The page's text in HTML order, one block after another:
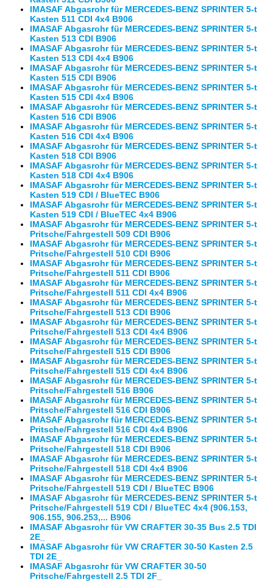
IMASAF Abgasrohr für MERCEDES-BENZ SPRINTER 5-t
Kasten 511 CDI 4x4 B906
IMASAF Abgasrohr für MERCEDES-BENZ SPRINTER 5-t
Kasten 513 CDI B906
IMASAF Abgasrohr für MERCEDES-BENZ SPRINTER 5-t
Kasten 513 CDI 4x4 B906
IMASAF Abgasrohr für MERCEDES-BENZ SPRINTER 5-t
Kasten 515 CDI B906
IMASAF Abgasrohr für MERCEDES-BENZ SPRINTER 5-t
Kasten 515 CDI 4x4 B906
IMASAF Abgasrohr für MERCEDES-BENZ SPRINTER 5-t
Kasten 516 CDI B906
IMASAF Abgasrohr für MERCEDES-BENZ SPRINTER 5-t
Kasten 516 CDI 4x4 B906
IMASAF Abgasrohr für MERCEDES-BENZ SPRINTER 5-t
Kasten 518 CDI B906
IMASAF Abgasrohr für MERCEDES-BENZ SPRINTER 5-t
Kasten 518 CDI 4x4 B906
IMASAF Abgasrohr für MERCEDES-BENZ SPRINTER 5-t
Kasten 519 CDI / BlueTEC B906
IMASAF Abgasrohr für MERCEDES-BENZ SPRINTER 5-t
Kasten 519 CDI / BlueTEC 4x4 B906
IMASAF Abgasrohr für MERCEDES-BENZ SPRINTER 5-t
Pritsche/Fahrgestell 509 CDI B906
IMASAF Abgasrohr für MERCEDES-BENZ SPRINTER 5-t
Pritsche/Fahrgestell 510 CDI B906
IMASAF Abgasrohr für MERCEDES-BENZ SPRINTER 5-t
Pritsche/Fahrgestell 511 CDI B906
IMASAF Abgasrohr für MERCEDES-BENZ SPRINTER 5-t
Pritsche/Fahrgestell 511 CDI 4x4 B906
IMASAF Abgasrohr für MERCEDES-BENZ SPRINTER 5-t
Pritsche/Fahrgestell 513 CDI B906
IMASAF Abgasrohr für MERCEDES-BENZ SPRINTER 5-t
Pritsche/Fahrgestell 513 CDI 4x4 B906
IMASAF Abgasrohr für MERCEDES-BENZ SPRINTER 5-t
Pritsche/Fahrgestell 515 CDI B906
IMASAF Abgasrohr für MERCEDES-BENZ SPRINTER 5-t
Pritsche/Fahrgestell 515 CDI 4x4 B906
IMASAF Abgasrohr für MERCEDES-BENZ SPRINTER 5-t
Pritsche/Fahrgestell 516 B906
IMASAF Abgasrohr für MERCEDES-BENZ SPRINTER 5-t
Pritsche/Fahrgestell 516 CDI B906
IMASAF Abgasrohr für MERCEDES-BENZ SPRINTER 5-t
Pritsche/Fahrgestell 516 CDI 4x4 B906
IMASAF Abgasrohr für MERCEDES-BENZ SPRINTER 5-t
Pritsche/Fahrgestell 518 CDI B906
IMASAF Abgasrohr für MERCEDES-BENZ SPRINTER 5-t
Pritsche/Fahrgestell 518 CDI 4x4 B906
IMASAF Abgasrohr für MERCEDES-BENZ SPRINTER 5-t
Pritsche/Fahrgestell 519 CDI / BlueTEC B906
IMASAF Abgasrohr für MERCEDES-BENZ SPRINTER 5-t
Pritsche/Fahrgestell 519 CDI / BlueTEC 4x4 (906.153,
906.155, 906.253,... B906
IMASAF Abgasrohr für VW CRAFTER 30-35 Bus 2.5 TDI
2E_
IMASAF Abgasrohr für VW CRAFTER 30-50 Kasten 2.5
TDI 2E_
IMASAF Abgasrohr für VW CRAFTER 30-50
Pritsche/Fahrgestell 2.5 TDI 2F_